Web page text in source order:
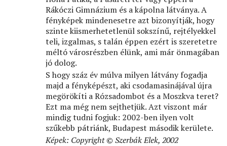
Rákóczi Gimnázium és a kápolna látványa. A
fényképek mindenesetre azt bizonyítják, hogy
szinte kiismerhetetlenül sokszínű, rejtélyekkel
teli, izgalmas, s talán éppen ezért is szeretetre
méltó városrészben élünk, ami már önmagában
jó dolog.
S hogy száz év múlva milyen látvány fogadja
majd a fényképészt, aki csodamasinájával újra
megörökíti a Rózsadombot és a Moszkva teret?
Ezt ma még nem sejthetjük. Azt viszont már
mindig tudni fogjuk: 2002-ben ilyen volt
szűkebb pátriánk, Budapest második kerülete.
Képek: Copyright © Szerbák Elek, 2002